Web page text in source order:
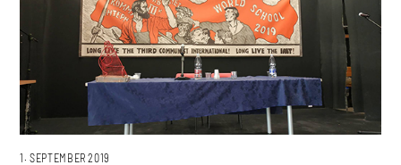
1. SEPTEMBER 2019